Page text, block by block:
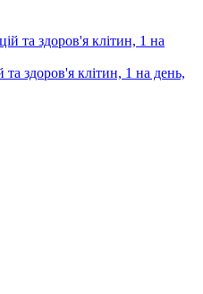
здоров'я клітин, 1 на день,